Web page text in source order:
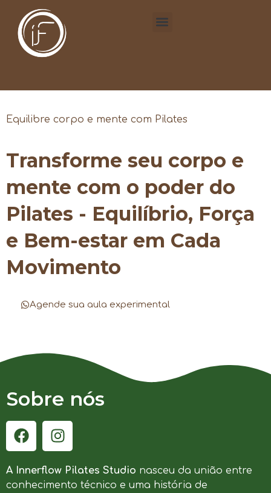
Equilibre corpo e mente com Pilates
Transforme seu corpo e
mente com o poder do
Pilates - Equilíbrio, Força
e Bem-estar em Cada
Movimento
Agende sua aula experimental
Sobre nós
A Innerflow Pilates Studio nasceu da união entre
conhecimento técnico e uma história de